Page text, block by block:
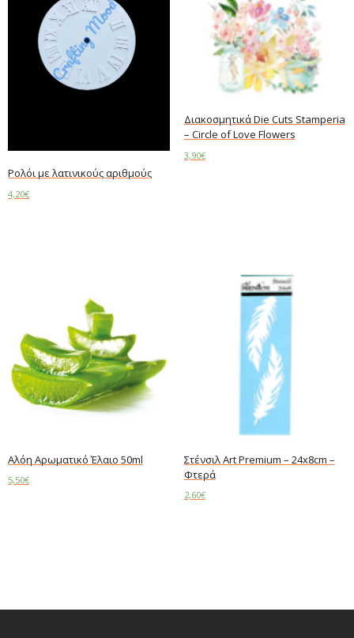
Ρολόι με λατινικούς αριθμούς
4,20€
Διακοσμητικά Die Cuts Stamperia
– Circle of Love Flowers
3,90€
Αλόη Αρωματικό Έλαιο 50ml
5,50€
Στένσιλ Art Premium – 24x8cm –
Φτερά
2,60€